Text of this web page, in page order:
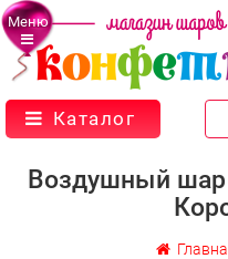
Меню
Каталог
Воздушный